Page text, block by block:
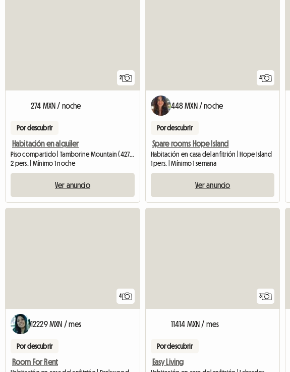
2
274 MXN / noche
Por descubrir
Habitación en alquiler
Piso compartido | Tamborine Mountain (4272)
2 pers. | Mínimo 1 noche
Ver anuncio
4
448 MXN / noche
Por descubrir
Spare rooms Hope Island
Habitación en casa del anfitrión | Hope Island
1 pers. | Mínimo 1 semana
Ver anuncio
4
12229 MXN / mes
Por descubrir
Room For Rent
3
11414 MXN / mes
Por descubrir
Easy Living